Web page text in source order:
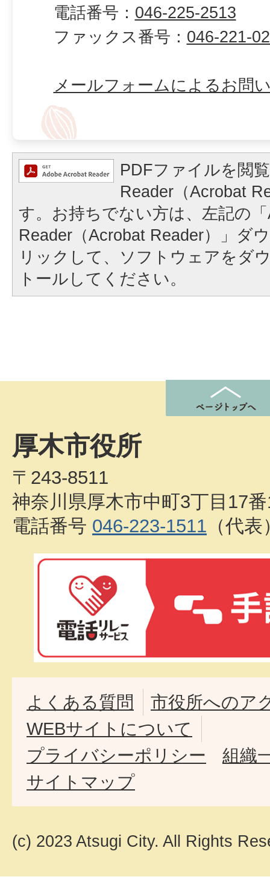
電話番号： 046-225-2513
ファックス番号： 046-221-
メールフォームによるお問
PDFファイルを閲
Reader（Acrobat
す。お持ちでない方は、左記の
Reader（Acrobat Reader）」ダ
リックして、ソフトウェアをダ
トールしてください。
厚木市役所
〒243-8511
神奈川県厚木市中町3丁目17
電話番号 046-223-1511 （代表
よくある質問
市役所へのア
WEBサイトについて
プライバシーポリシー
組織
サイトマップ
(c) 2023 Atsugi City. All Rights